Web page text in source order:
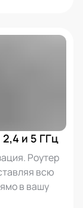
2,4 и 5 ГГц
Роутер
всю
в вашу